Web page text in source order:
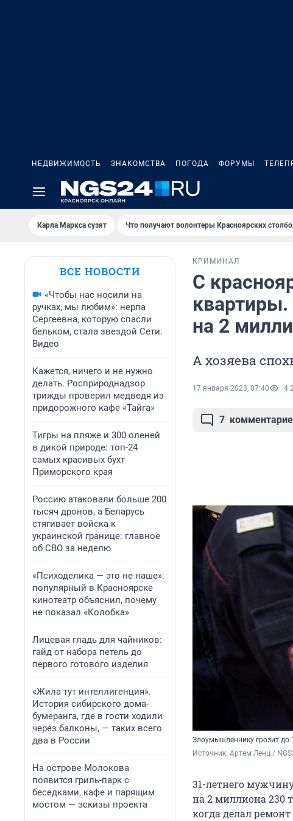
НЕДВИЖИМОСТЬ ЗНАКОМСТВА ПОГОДА ФОРУМЫ
Карла Маркса сузят Что получают волонтеры Красноярских
ВСЕ НОВОСТИ
«Чтобы нас носили на
ручках, мы любим»: нерпа
Сергеевна, которую спасли
бельком, стала звездой Сети.
Видео
Кажется, ничего и не нужно
делать. Росприроднадзор
трижды проверил медведя из
придорожного кафе «Тайга»
Тигры на пляже и 300 оленей
в дикой природе: топ-24
самых красивых бухт
Приморского края
Россию атаковали больше 200
тысяч дронов, а Беларусь
стягивает войска к
украинской границе: главное
об СВО за неделю
«Психоделика — это не наше»:
популярный в Красноярске
кинотеатр объяснил, почему
не показал «Колобка»
Лицевая гладь для чайников:
гайд от набора петель до
первого готового изделия
«Жила тут интеллигенция».
История сибирского дома-
бумеранга, где в гости ходили
через балконы, — таких всего
два в России
На острове Молокова
появится гриль-парк с
беседками, кафе и парящим
мостом — эскизы проекта
КРИМИНАЛ
С
квартиры.
на 2
А хозяева
17 января 2023, 07:40 4
7
Злоумышленнику грозит до
Источник: Артем Ленц /
31-летнего
на 2 миллиона 230
когда делал